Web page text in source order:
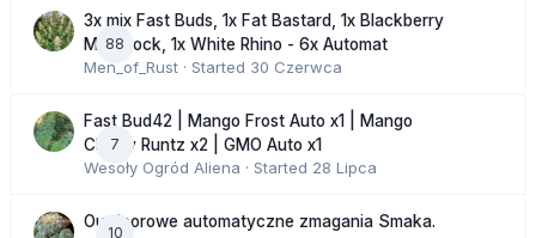
88
3x mix Fast Buds, 1x Fat Bastard, 1x Blackberry
Moonrock, 1x White Rhino - 6x Automat
Men_of_Rust · Started 30 Czerwca
7
Fast Bud42 | Mango Frost Auto x1 | Mango
Cherry Runtz x2 | GMO Auto x1
Wesoły Ogród Aliena · Started 28 Lipca
10
Outdoorowe automatyczne zmagania Smaka.